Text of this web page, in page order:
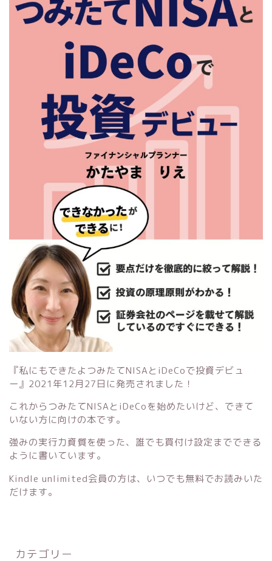
『私にもできたよつみたてNISAとiDeCoで投資デビュ
ー』 2021年12月27日に発売されました！
これからつみたてNISAとiDeCoを始めたいけど、できて
いない方に向けの本です。
強みの実行力資質を使った、誰でも買付け設定までできる
ように書いています。
Kindle unlimited会員の方は、いつでも無料でお読みいた
だけます。
カテゴリー